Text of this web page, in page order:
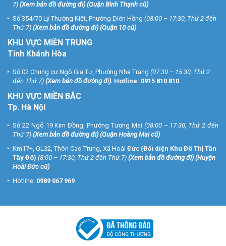
7) (Xem bản đồ đường đi) (Quận Bình Thạnh cũ)
Số 354/70 Lý Thường Kiệt, Phường Diên Hồng (08:00 – 17:30, Thứ 2 đến
Thứ 7) (Xem bản đồ đường đi) (Quận 10 cũ)
KHU VỰC MIỀN TRUNG
Tỉnh Khánh Hòa
Số 02 Chung cư Ngô Gia Tự, Phường Nha Trang (07:30 – 15:30, Thứ 2
đến Thứ 7) (Xem bản đồ đường đi). Hotline: 0915 810 810
KHU VỰC MIỀN BẮC
Tp. Hà Nội
Số 22 Ngõ 19 Kim Đồng, Phường Tương Mai (08:00 – 17:30, Thứ 2 đến
Thứ 7) (Xem bản đồ đường đi) (Quận Hoàng Mai cũ)
Km17+, QL32, Thôn Cao Trung, Xã Hoài Đức (Đối diện Khu Đô Thị Tân
Tây Đô) (8:00 – 17:30, Thứ 2 đến Thứ 7) (Xem bản đồ đường đi) (Huyện
Hoài Đức cũ)
Hotline: 0989 067 969